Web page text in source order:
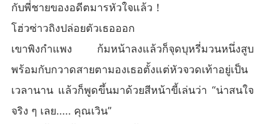
กับพี่ชายของอดีตมารหัวใจแล้ว！
โฮ่วซ่าวถิงปล่อยตัวเธอออก
เขาพิงกำแพง ก้มหน้าลงแล้วก็จุดบุหรี่มวนหนึ่งสูบ
พร้อมกับกวาดสายตามองเธอตั้งแต่หัวจวดเท้าอยู่เป็น
เวลานาน แล้วก็พูดขึ้นมาด้วยสีหน้าขี้เล่นว่า “น่าสนใจ
จริง ๆ เลย..... คุณเวิน”